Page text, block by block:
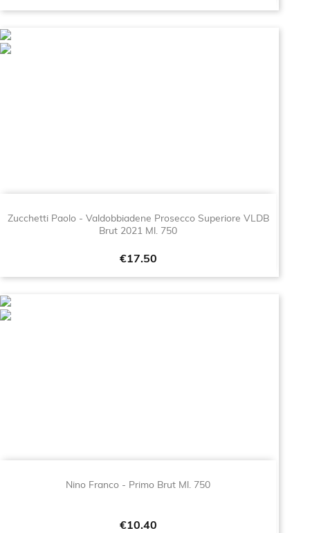
Zucchetti Paolo - Valdobbiadene Prosecco Superiore VLDB
Brut 2021 Ml. 750
Price
€17.50
Nino Franco - Primo Brut Ml. 750
Price
€10.40